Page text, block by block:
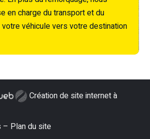
en charge du transport et du
véhicule vers votre destination
Création de site internet à
– Plan du site